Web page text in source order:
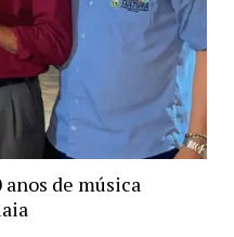
de música